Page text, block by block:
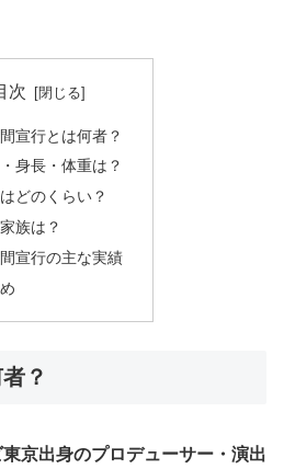
次
宣行とは何者？
身長・体重は？
どのくらい？
族は？
宣行の主な実績
？
東京出身のプロデューサー・演出